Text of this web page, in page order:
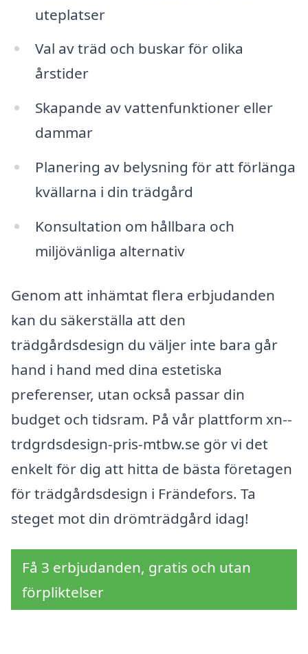
uteplatser
Val av träd och buskar för olika
årstider
Skapande av vattenfunktioner eller
dammar
Planering av belysning för att förlänga
kvällarna i din trädgård
Konsultation om hållbara och
miljövänliga alternativ
Genom att inhämtat flera erbjudanden
kan du säkerställa att den
trädgårdsdesign du väljer inte bara går
hand i hand med dina estetiska
preferenser, utan också passar din
budget och tidsram. På vår plattform xn--
trdgrdsdesign-pris-mtbw.se gör vi det
enkelt för dig att hitta de bästa företagen
för trädgårdsdesign i Frändefors. Ta
steget mot din drömträdgård idag!
Få 3 erbjudanden, gratis och utan
förpliktelser